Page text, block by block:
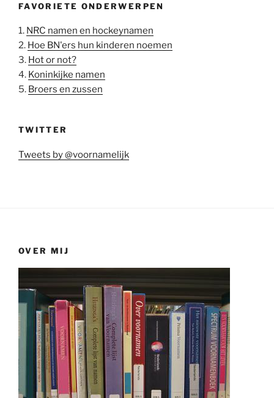
FAVORIETE ONDERWERPEN
1. NRC namen en hockeynamen
2. Hoe BN'ers hun kinderen noemen
3. Hot or not?
4. Koninkijke namen
5. Broers en zussen
TWITTER
Tweets by @voornamelijk
OVER MIJ